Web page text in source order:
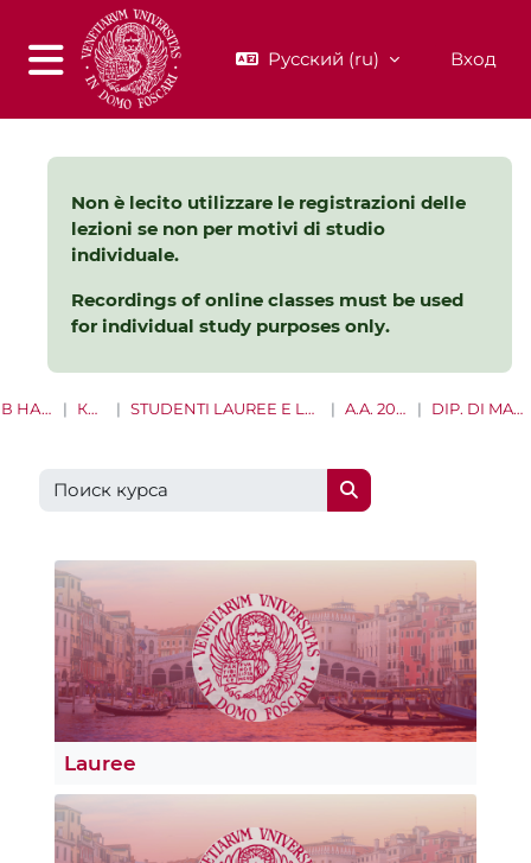
Перейти к основному содержанию
Боковая панель
Русский ‎(ru)‎ Вход
Non è lecito utilizzare le registrazioni delle
lezioni se non per motivi di studio
individuale.
Recordings of online classes must be used
for individual study purposes only.
В НАЧАЛО КУРСЫ STUDENTI LAUREE E LAUREE MAGISTRALI A.A. 2021 - 2022 DIP. DI MANAGEMENT
Поиск курса
Поиск курса
Lauree